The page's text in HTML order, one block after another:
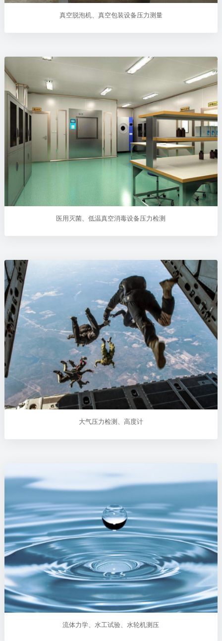
真空脱泡机、真空包装设备压力测量
医用灭菌、低温真空消毒设备压力检测
大气压力检测、高度计
流体力学、水工试验、水轮机测压